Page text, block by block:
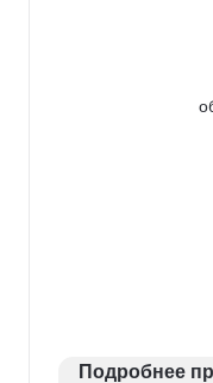
Подробнее